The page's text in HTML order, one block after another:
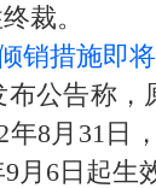
裁。
销措施即
告称，
8月31日
月6日起生